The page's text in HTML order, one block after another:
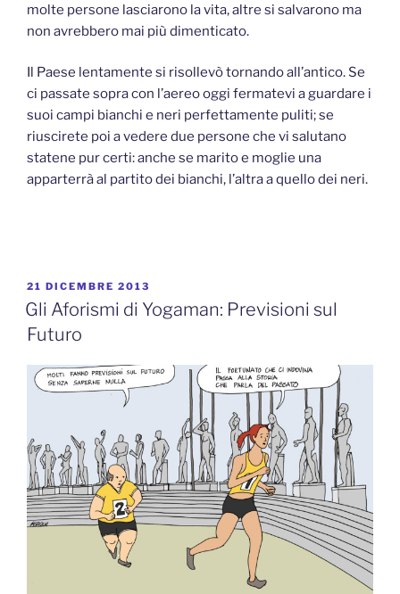
molte persone lasciarono la vita, altre si salvarono ma
non avrebbero mai più dimenticato.
Il Paese lentamente si risollevò tornando all’antico. Se
ci passate sopra con l’aereo oggi fermatevi a guardare i
suoi campi bianchi e neri perfettamente puliti; se
riuscirete poi a vedere due persone che vi salutano
statene pur certi: anche se marito e moglie una
apparterrà al partito dei bianchi, l’altra a quello dei neri.
PUBBLICATO
IL
21 DICEMBRE 2013
Gli Aforismi di Yogaman: Previsioni sul
Futuro